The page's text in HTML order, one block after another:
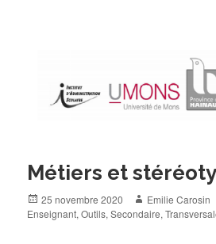
Métiers et
Posted
on
25 novembre 2020 Author
Emilie Carosin
Enseignant,Outils,Secondaire,